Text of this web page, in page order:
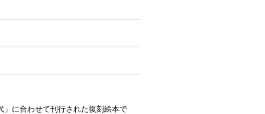
」に合わせて刊行された復刻絵本で